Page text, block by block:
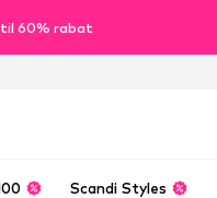
til 60% rabat
Scandi Styles